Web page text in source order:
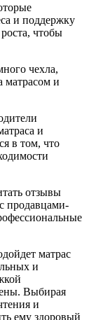
и поддержку
чтобы
чехла,
матрасом и
и
в том, что
отзывы
продавцами-
матрас
и
Выбирая
и
ему здоровый